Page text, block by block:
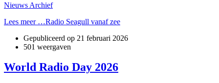
Nieuws Archief
Lees meer …Radio Seagull vanaf zee
Gepubliceerd op 21 februari 2026
501 weergaven
World Radio Day 2026